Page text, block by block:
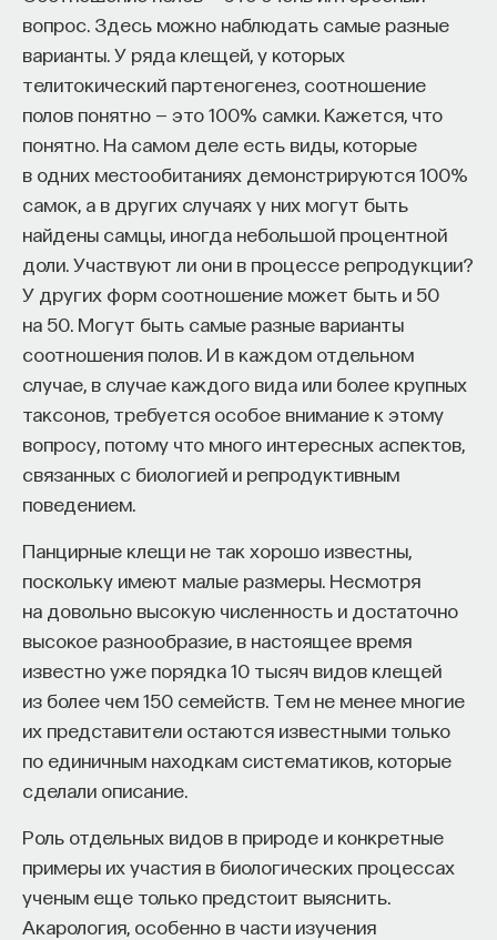
вопрос. Здесь можно наблюдать самые разные
варианты. У ряда клещей, у которых
телитокический партеногенез, соотношение
полов понятно — это 100% самки. Кажется, что
понятно. На самом деле есть виды, которые
в одних местообитаниях демонстрируются 100%
самок, а в других случаях у них могут быть
найдены самцы, иногда небольшой процентной
доли. Участвуют ли они в процессе репродукции?
У других форм соотношение может быть и 50
на 50. Могут быть самые разные варианты
соотношения полов. И в каждом отдельном
случае, в случае каждого вида или более крупных
таксонов, требуется особое внимание к этому
вопросу, потому что много интересных аспектов,
связанных с биологией и репродуктивным
поведением.
Панцирные клещи не так хорошо известны,
поскольку имеют малые размеры. Несмотря
на довольно высокую численность и достаточно
высокое разнообразие, в настоящее время
известно уже порядка 10 тысяч видов клещей
из более чем 150 семейств. Тем не менее многие
их представители остаются известными только
по единичным находкам систематиков, которые
сделали описание.
Роль отдельных видов в природе и конкретные
примеры их участия в биологических процессах
ученым еще только предстоит выяснить.
Акарология, особенно в части изучения